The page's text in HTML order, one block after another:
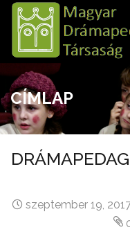
CÍMLAP
szeptember 19,